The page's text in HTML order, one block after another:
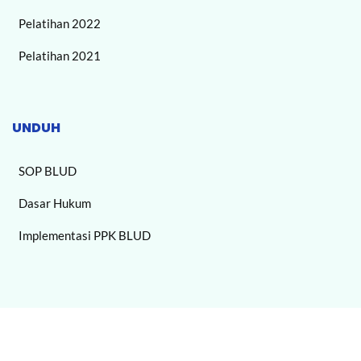
Pelatihan 2022
Pelatihan 2021
UNDUH
SOP BLUD
Dasar Hukum
Implementasi PPK BLUD